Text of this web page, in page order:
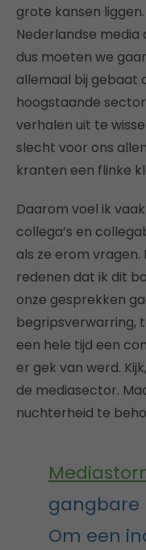
grote kansen
Nederlandse
dus moeten we
allemaal bij gebaat
hoogstaande
verhalen uit te
slecht voor ons
kranten een flinke
Daarom voel ik
collega’s en
als ze erom
redenen dat ik dit
onze gesprekken
begripsverwarring,
een hele tijd een
er gek van werd.
de mediasector.
nuchterheid te
gangbare
Om een